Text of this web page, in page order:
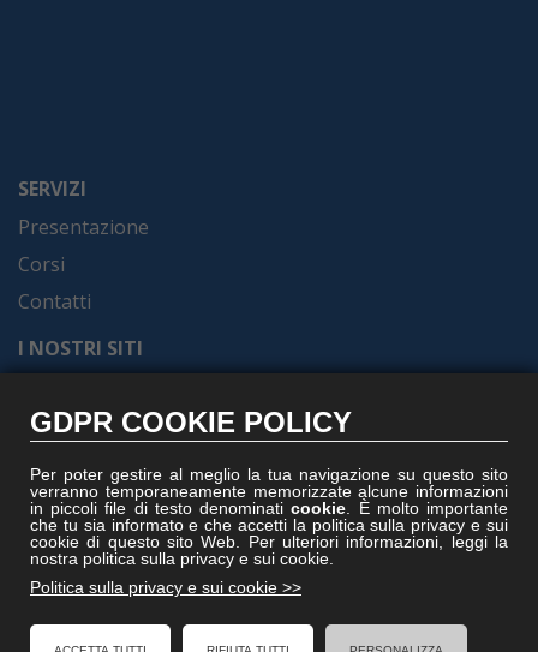
SERVIZI
Presentazione
Corsi
Contatti
I NOSTRI SITI
Gruppoformel.com
Vitruviocenter.it
Villedisicilia.it
GDPR COOKIE POLICY
Per poter gestire al meglio la tua navigazione su questo sito
verranno temporaneamente memorizzate alcune informazioni
in piccoli file di testo denominaticookie . È molto importante
che tu sia informato e che accetti la politica sulla privacy e sui
cookie di questo sito Web. Per ulteriori informazioni, leggi la
nostra politica sulla privacy e sui cookie.
Politica sulla privacy e sui cookie >>